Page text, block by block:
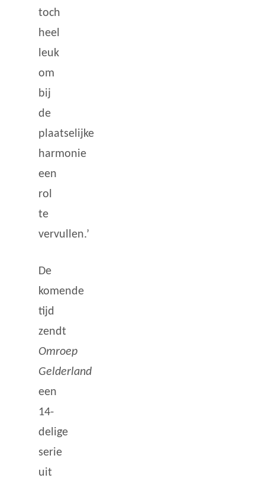
toch
heel
leuk
om
bij
de
plaatselijke
harmonie
een
rol
te
vervullen.’
De
komende
tijd
zendt
Omroep
Gelderland
een
14-
delige
serie
uit